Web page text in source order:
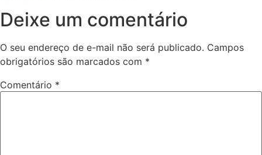
Deixe um comentário
O seu endereço de e-mail não será publicado. Campos
obrigatórios são marcados com *
Comentário *